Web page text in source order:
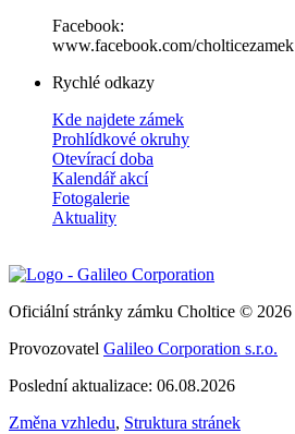
Facebook:
www.facebook.com/cholticezamek
Rychlé odkazy
Kde najdete zámek
Prohlídkové okruhy
Otevírací doba
Kalendář akcí
Fotogalerie
Aktuality
Oficiální stránky zámku Choltice © 2026
Provozovatel Galileo Corporation s.r.o.
Poslední aktualizace: 06.08.2026
Změna vzhledu, Struktura stránek